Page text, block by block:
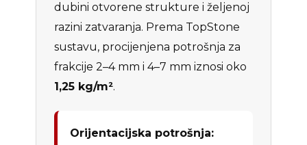
dubini otvorene strukture i željenoj
razini zatvaranja. Prema TopStone
sustavu, procijenjena potrošnja za
frakcije 2–4 mm i 4–7 mm iznosi oko
1,25 kg/m².
Orijentacijska potrošnja: